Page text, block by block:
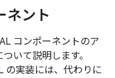
ネント
コンポーネントのア
いて説明します。
の実装には、代わりに